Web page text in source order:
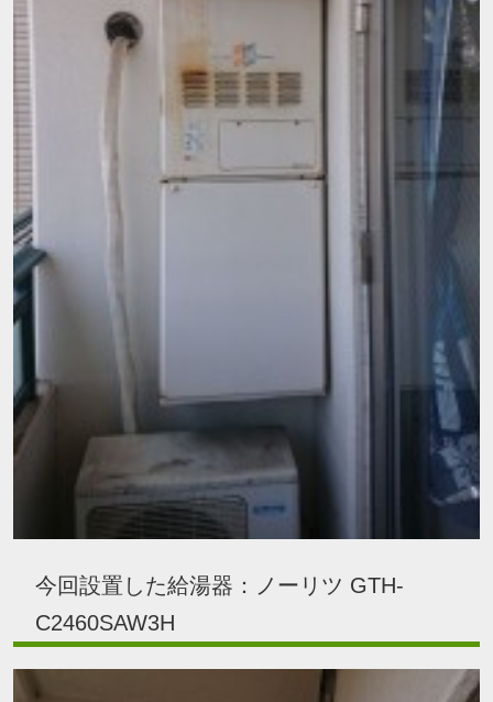
今回設置した給湯器：ノーリツ GTH-
C2460SAW3H